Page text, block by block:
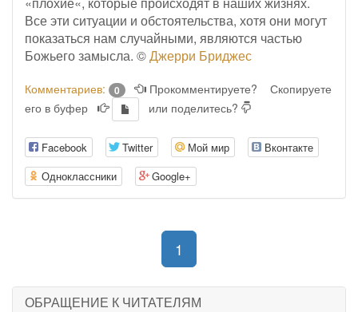
Все эти ситуации и обстоятельства, хотя они могут
показаться нам случайными, являются частью
Божьего замысла. ©Джерри Бриджес
Комментариев: 0 Прокомментируете?
Скопируете
его в буфер
или поделитесь?
Facebook Twitter Мой мир
Вконтакте
Одноклассники
Google+
1
ОБРАЩЕНИЕ К ЧИТАТЕЛЯМ